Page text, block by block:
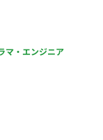
ては、移動費お
酬に対してプラ
可能です。遠方
マ・エンジニア